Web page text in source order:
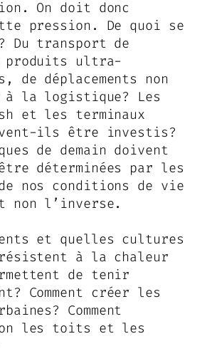
On doit donc
pression. De quoi se
Du transport de
produits ultra-
de déplacements non
à la logistique? Les
et les terminaux
ils être investis?
de demain doivent
déterminées par les
nos conditions de vie
non l’inverse.
et quelles cultures
à la chaleur
de tenir
Comment créer les
Comment
les toits et les